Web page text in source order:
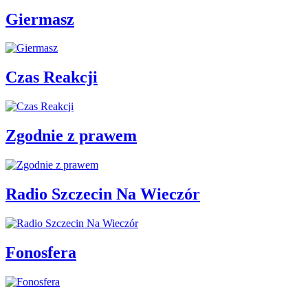
Giermasz
Czas Reakcji
Zgodnie z prawem
Radio Szczecin Na Wieczór
Fonosfera